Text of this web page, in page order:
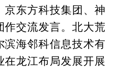
京东方科技集团、神
作交流发言。北大荒
滨海邻科信息技术有
在龙江布局发展开展